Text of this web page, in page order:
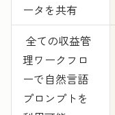
ータを共有
全ての収益管
理ワークフロ
ーで自然言語
プロンプトを